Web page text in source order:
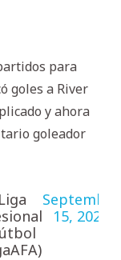
para
goles a River
y ahora
goleador
September
15, 2025